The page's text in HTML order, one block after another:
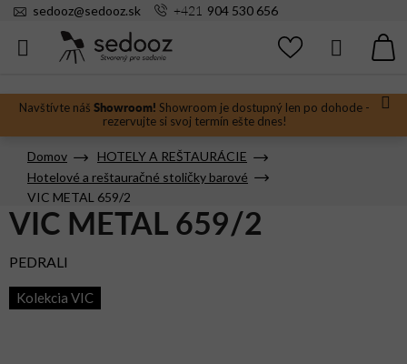
Prejsť
Navštívte náš Showroom! Showroom je dostupný len po dohode -
rezervujte si svoj termín ešte dnes!
sedooz@sedooz.sk +421 904 530 656
Hľadať
Domov
HOTELY A REŠTAURÁCIE
Hotelové a reštauračné stoličky barové
VIC METAL 659/2
VIC METAL 659/2
PEDRALI
Kolekcia VIC